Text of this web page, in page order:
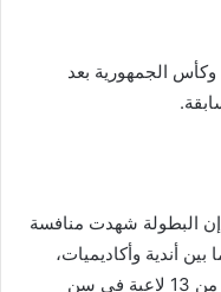
وكأس الجمهورية بعد
إن البطولة شهدت منافسة
أندية وأكاديميات،
موضحًا أن كل جهة شاركت بفريق مكوَّن من 13 لاعبة في سن